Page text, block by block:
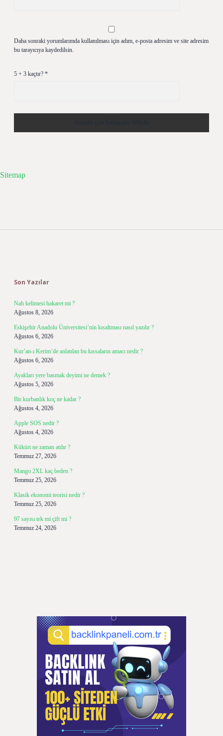
Daha sonraki yorumlarımda kullanılması için adım, e-posta adresim ve site adresim
bu tarayıcıya kaydedilsin.
5 + 3 kaçtır? *
Sitemap
Son Yazılar
Nah kelimesi hakaret mi ?
Ağustos 8, 2026
Eskişehir Anadolu Üniversitesi’nin kısaltması nasıl yazılır ?
Ağustos 6, 2026
Kur’an-ı Kerim’de anlatılan bu kıssaların amacı nedir ?
Ağustos 6, 2026
Ayakları yere basmak deyimi ne demek ?
Ağustos 5, 2026
Bir kurbanlık koç ne kadar ?
Ağustos 4, 2026
Apple SOS nedir ?
Ağustos 4, 2026
Kükürt ne zaman atılır ?
Temmuz 27, 2026
Mango 2XL kaç beden ?
Temmuz 25, 2026
Klasik ekonomi teorisi nedir ?
Temmuz 25, 2026
97 sayısı tek mi çift mi ?
Temmuz 24, 2026